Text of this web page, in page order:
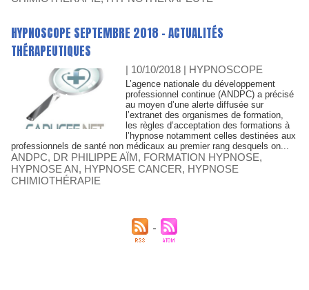
HYPNOSCOPE SEPTEMBRE 2018 - ACTUALITÉS
THÉRAPEUTIQUES
| 10/10/2018 | HYPNOSCOPE
L’agence nationale du développement
professionnel continue (ANDPC) a précisé
au moyen d’une alerte diffusée sur
l’extranet des organismes de formation,
les règles d’acceptation des formations à
l’hypnose notamment celles destinées aux
professionnels de santé non médicaux au premier rang desquels on...
ANDPC, DR PHILIPPE AÏM, FORMATION HYPNOSE,
HYPNOSE AN, HYPNOSE CANCER, HYPNOSE
CHIMIOTHÉRAPIE